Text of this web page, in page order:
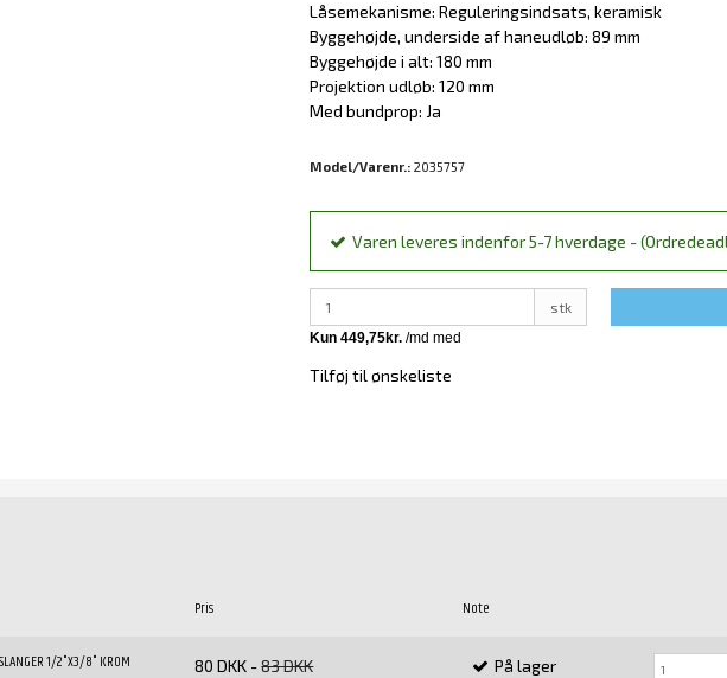
Låsemekanisme: Reguleringsindsats, keramisk
Byggehøjde, underside af haneudløb: 89 mm
Byggehøjde i alt: 180 mm
Projektion udløb: 120 mm
Med bundprop: Ja
Model/Varenr.: 2035757
Varen leveres indenfor 5-7 hverdage -
stk
Tilføj til ønskeliste
Pris Note
1/2"X3/8" KROM 80 DKK -83 DKK
På lager